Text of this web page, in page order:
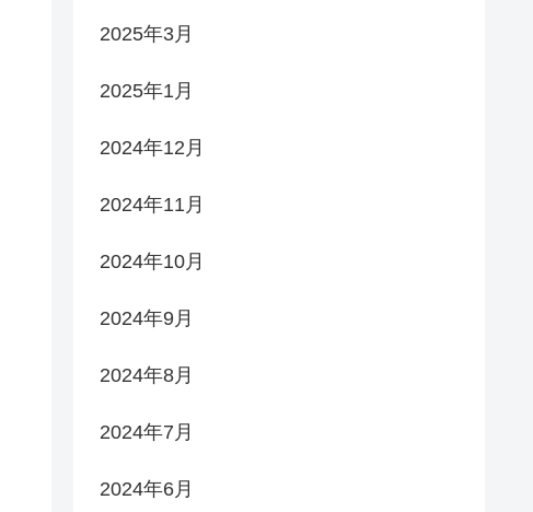
2025年3月
2025年1月
2024年12月
2024年11月
2024年10月
2024年9月
2024年8月
2024年7月
2024年6月